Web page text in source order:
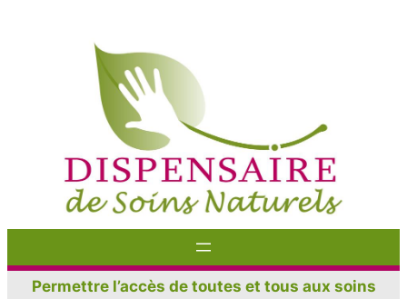
Permettre l’accès de toutes et tous aux soins